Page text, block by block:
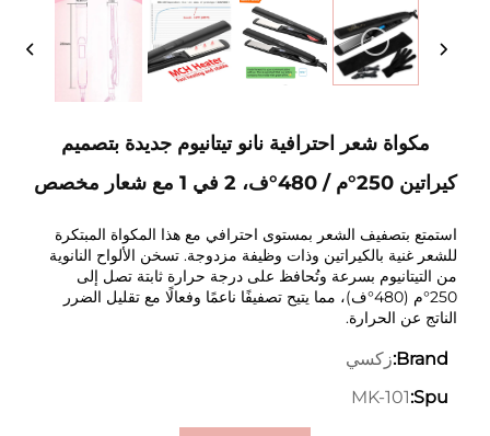
مكواة شعر احترافية نانو تيتانيوم جديدة بتصميم
كيراتين 250°م / 480°ف، 2 في 1 مع شعار مخصص
استمتع بتصفيف الشعر بمستوى احترافي مع هذا المكواة المبتكرة
للشعر غنية بالكيراتين وذات وظيفة مزدوجة. تسخن الألواح النانوية
من التيتانيوم بسرعة وتُحافظ على درجة حرارة ثابتة تصل إلى
250°م (480°ف)، مما يتيح تصفيفًا ناعمًا وفعالًا مع تقليل الضرر
الناتج عن الحرارة.
Brand: زكسي
Spu:
MK-101